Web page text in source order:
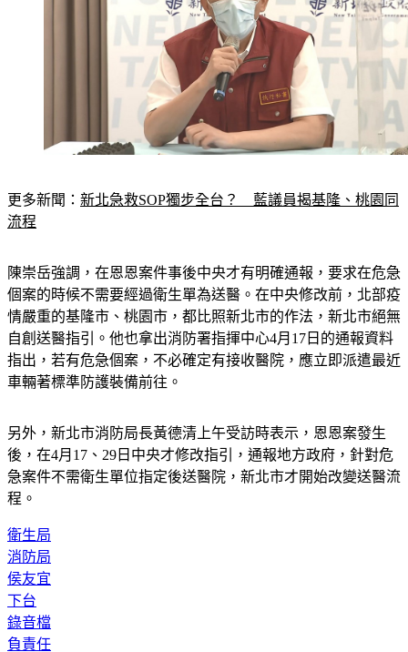
更多新聞：
陳崇岳強調，在恩恩案件事後中央才有明確通報，要求在危急
個案的時候不需要經過衛生單為送醫。在中央修改前，北部疫
情嚴重的基隆市、桃園市，都比照新北市的作法，新北市絕無
自創送醫指引。他也拿出消防署指揮中心4月17日的通報資料
指出，若有危急個案，不必確定有接收醫院，應立即派遣最近
另外，新北市消防局長黃德清上午受訪時表示，恩恩案發生
後，在4月17、29日中央才修改指引，通報地方政府，針對危
急案件不需衛生單位指定後送醫院，新北市才開始改變送醫流
衛生局
消防局
侯友宜
下台
錄音檔